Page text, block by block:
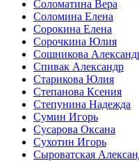
Соломатина Вера
Соломина Елена
Сорокина Елена
Сорочкина Юлия
Сошникова
Спивак Александр
Старикова Юлия
Степанова Ксения
Степунина Надежда
Сумин Игорь
Сусарова Оксана
Сухотин Игорь
Сыроватская